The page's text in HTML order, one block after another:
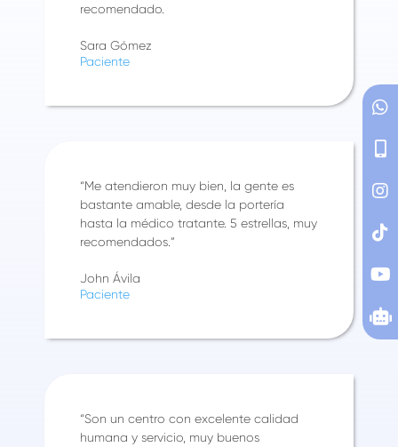
recomendado.
Sara Gómez
Paciente
“Me atendieron muy bien, la gente es
bastante amable, desde la portería
hasta la médico tratante. 5 estrellas, muy
recomendados.”
John Ávila
Paciente
“Son un centro con excelente calidad
humana y servicio, muy buenos